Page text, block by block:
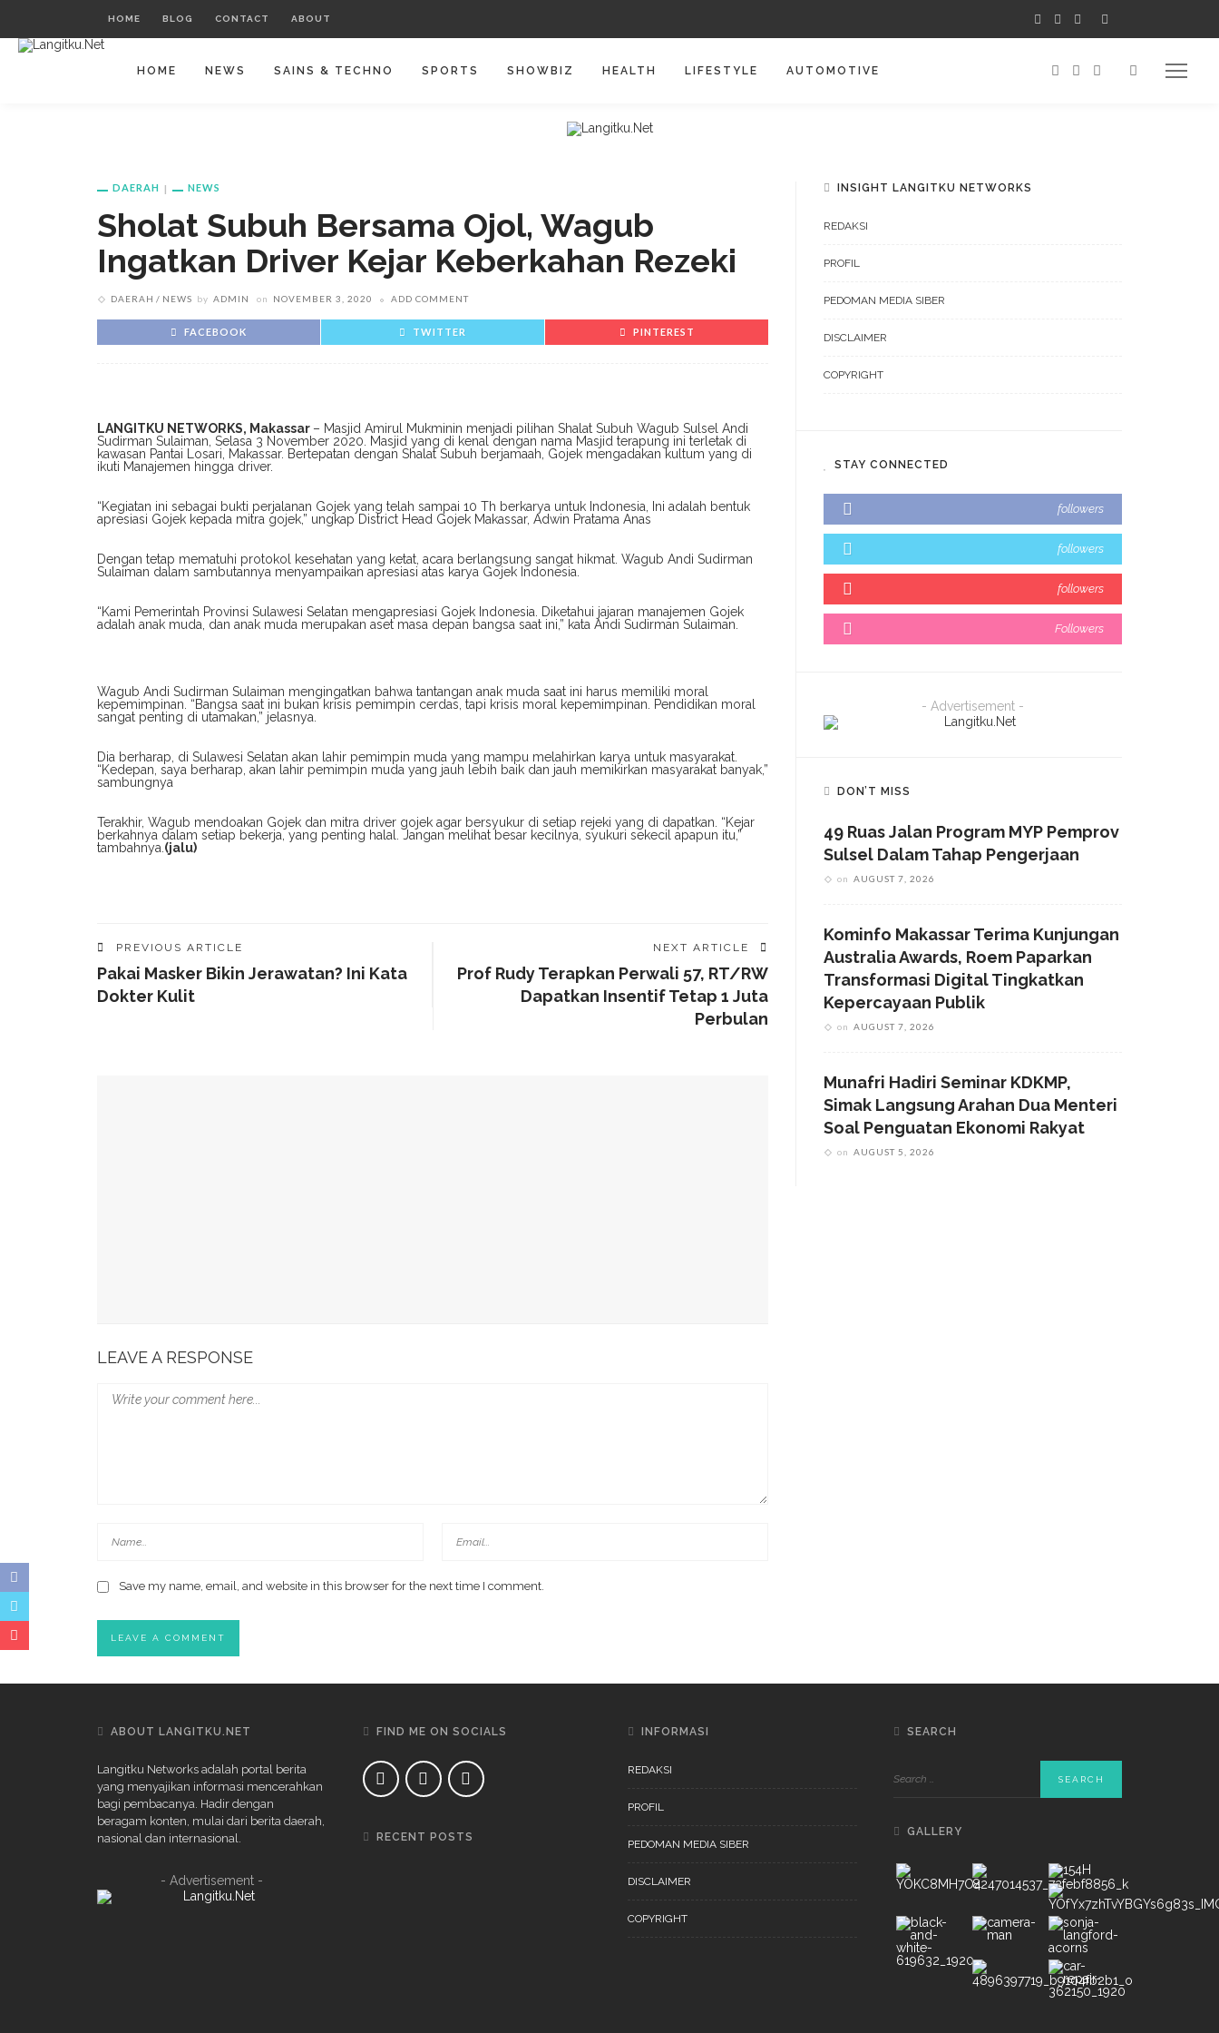
HOME BLOG CONTACT ABOUT
HOME NEWS SAINS & TECHNO SPORTS SHOWBIZ HEALTH LIFESTYLE AUTOMOTIVE
DAERAH NEWS
Sholat Subuh Bersama Ojol, Wagub
Ingatkan Driver Kejar Keberkahan Rezeki
DAERAH NEWS by ADMIN on NOVEMBER 3, 2020 ADD COMMENT
FACEBOOK TWITTER PINTEREST
LANGITKU NETWORKS, Makassar – Masjid Amirul Mukminin menjadi pilihan Shalat Subuh Wagub Sulsel Andi
Sudirman Sulaiman, Selasa 3 November 2020. Masjid yang di kenal dengan nama Masjid terapung ini terletak di
kawasan Pantai Losari, Makassar. Bertepatan dengan Shalat Subuh berjamaah, Gojek mengadakan kultum yang di
ikuti Manajemen hingga driver.
“Kegiatan ini sebagai bukti perjalanan Gojek yang telah sampai 10 Th berkarya untuk Indonesia, Ini adalah bentuk
apresiasi Gojek kepada mitra gojek,” ungkap District Head Gojek Makassar, Adwin Pratama Anas
Dengan tetap mematuhi protokol kesehatan yang ketat, acara berlangsung sangat hikmat. Wagub Andi Sudirman
Sulaiman dalam sambutannya menyampaikan apresiasi atas karya Gojek Indonesia.
“Kami Pemerintah Provinsi Sulawesi Selatan mengapresiasi Gojek Indonesia. Diketahui jajaran manajemen Gojek
adalah anak muda, dan anak muda merupakan aset masa depan bangsa saat ini,” kata Andi Sudirman Sulaiman.
Wagub Andi Sudirman Sulaiman mengingatkan bahwa tantangan anak muda saat ini harus memiliki moral
kepemimpinan. “Bangsa saat ini bukan krisis pemimpin cerdas, tapi krisis moral kepemimpinan. Pendidikan moral
sangat penting di utamakan,” jelasnya.
Dia berharap, di Sulawesi Selatan akan lahir pemimpin muda yang mampu melahirkan karya untuk masyarakat.
“Kedepan, saya berharap, akan lahir pemimpin muda yang jauh lebih baik dan jauh memikirkan masyarakat banyak,”
sambungnya
Terakhir, Wagub mendoakan Gojek dan mitra driver gojek agar bersyukur di setiap rejeki yang di dapatkan. “Kejar
berkahnya dalam setiap bekerja, yang penting halal. Jangan melihat besar kecilnya, syukuri sekecil apapun itu,”
tambahnya. (jalu)
PREVIOUS ARTICLE
Pakai Masker Bikin Jerawatan? Ini Kata
Dokter Kulit
NEXT ARTICLE
Prof Rudy Terapkan Perwali 57, RT/RW
Dapatkan Insentif Tetap 1 Juta
Perbulan
LEAVE A RESPONSE
Save my name, email, and website in this browser for the next time I comment.
INSIGHT LANGITKU NETWORKS
REDAKSI
PROFIL
PEDOMAN MEDIA SIBER
DISCLAIMER
COPYRIGHT
STAY CONNECTED
followers
followers
followers
Followers
- Advertisement -
DON’T MISS
49 Ruas Jalan Program MYP Pemprov
Sulsel Dalam Tahap Pengerjaan
on AUGUST 7, 2026
Kominfo Makassar Terima Kunjungan
Australia Awards, Roem Paparkan
Transformasi Digital Tingkatkan
Kepercayaan Publik
on AUGUST 7, 2026
Munafri Hadiri Seminar KDKMP,
Simak Langsung Arahan Dua Menteri
Soal Penguatan Ekonomi Rakyat
on AUGUST 5, 2026
ABOUT LANGITKU.NET
Langitku Networks adalah portal berita
yang menyajikan informasi mencerahkan
bagi pembacanya. Hadir dengan
beragam konten, mulai dari berita daerah,
nasional dan internasional.
- Advertisement -
FIND ME ON SOCIALS
RECENT POSTS
INFORMASI
REDAKSI
PROFIL
PEDOMAN MEDIA SIBER
DISCLAIMER
COPYRIGHT
SEARCH
GALLERY